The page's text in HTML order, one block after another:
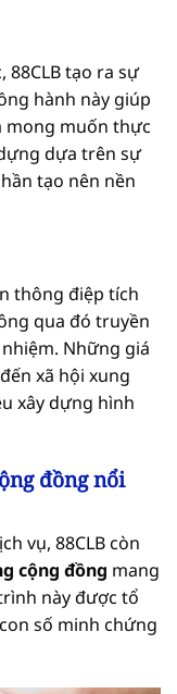
tạo ra sự
hành này giúp
mong muốn thực
dựa trên sự
tạo nên nền
thông điệp tích
qua đó truyền
Những giá
xã hội xung
xây dựng hình
đồng nổi
vụ, 88CLB còn
cộng đồng mang
này được tổ
số minh chứng